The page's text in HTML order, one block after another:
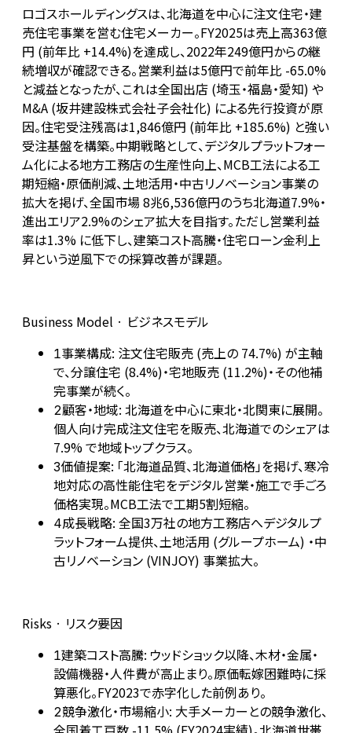
ロゴスホールディングスは、北海道を中心に注文住宅・建
売住宅事業を営む住宅メーカー。FY2025は売上高363億
円 (前年比 +14.4%)を達成し、2022年249億円からの継
続増収が確認できる。営業利益は5億円で前年比 -65.0%
と減益となったが、これは全国出店 (埼玉・福島・愛知) や
M&A (坂井建設株式会社子会社化) による先行投資が原
因。住宅受注残高は1,846億円 (前年比 +185.6%) と強い
受注基盤を構築。中期戦略として、デジタルプラットフォー
ム化による地方工務店の生産性向上、MCB工法による工
期短縮・原価削減、土地活用・中古リノベーション事業の
拡大を掲げ、全国市場 8兆6,536億円のうち北海道7.9%・
進出エリア2.9%のシェア拡大を目指す。ただし営業利益
率は1.3% に低下し、建築コスト高騰・住宅ローン金利上
昇という逆風下での採算改善が課題。
Business Model · ビジネスモデル
1事業構成: 注文住宅販売 (売上の 74.7%) が主軸
で、分譲住宅 (8.4%)・宅地販売 (11.2%)・その他補
完事業が続く。
2顧客・地域: 北海道を中心に東北・北関東に展開。
個人向け完成注文住宅を販売、北海道でのシェアは
7.9% で地域トップクラス。
3価値提案: 「北海道品質、北海道価格」を掲げ、寒冷
地対応の高性能住宅をデジタル営業・施工で手ごろ
価格実現。MCB工法で工期5割短縮。
4成長戦略: 全国3万社の地方工務店へデジタルプ
ラットフォーム提供、土地活用 (グループホーム) ・中
古リノベーション (VINJOY) 事業拡大。
Risks · リスク要因
1建築コスト高騰: ウッドショック以降、木材・金属・
設備機器・人件費が高止まり。原価転嫁困難時に採
算悪化。FY2023で赤字化した前例あり。
2競争激化・市場縮小: 大手メーカーとの競争激化、